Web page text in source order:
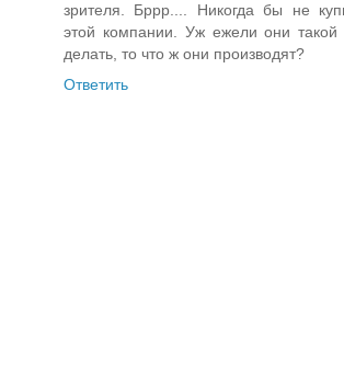
зрителя. Бррр.... Никогда бы не
этой компании. Уж ежели они такой
делать, то что ж они производят?
Ответить